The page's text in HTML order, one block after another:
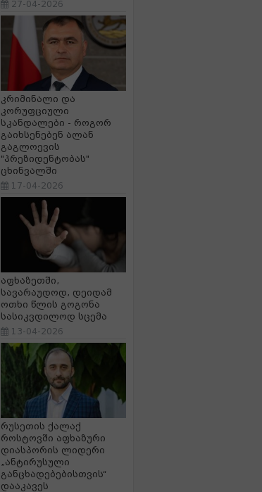
27-04-2026
კრიმინალი და
კორუფციული
სკანდალები - როგორ
გაიხსენებენ ალან
გაგლოევის
"პრეზიდენტობას"
ცხინვალში
17-04-2026
აფხაზეთში,
სავარაუდოდ, დეიდამ
ოთხი წლის გოგონა
სასიკვდილოდ სცემა
13-04-2026
რუსეთის ქალაქ
როსტოვში აფხაზური
დიასპორის ლიდერი
„ანტირუსული
განცხადებებისთვის“
დააკავეს